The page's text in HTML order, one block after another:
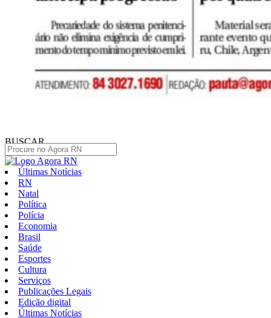
BUSCAR
Últimas Notícias
RN
Natal
Política
Polícia
Economia
Brasil
Saúde
Esportes
Cultura
Serviços
Publicações Legais
Edição digital
Últimas Notícias